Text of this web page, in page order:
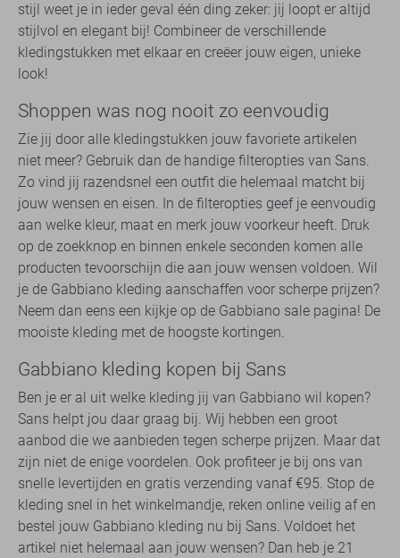
stijl weet je in ieder geval één ding zeker: jij loopt er altijd
stijlvol en elegant bij! Combineer de verschillende
kledingstukken met elkaar en creëer jouw eigen, unieke
look!
Shoppen was nog nooit zo eenvoudig
Zie jij door alle kledingstukken jouw favoriete artikelen
niet meer? Gebruik dan de handige filteropties van Sans.
Zo vind jij razendsnel een outfit die helemaal matcht bij
jouw wensen en eisen. In de filteropties geef je eenvoudig
aan welke kleur, maat en merk jouw voorkeur heeft. Druk
op de zoekknop en binnen enkele seconden komen alle
producten tevoorschijn die aan jouw wensen voldoen. Wil
je de Gabbiano kleding aanschaffen voor scherpe prijzen?
Neem dan eens een kijkje op de Gabbiano sale pagina! De
mooiste kleding met de hoogste kortingen.
Gabbiano kleding kopen bij Sans
Ben je er al uit welke kleding jij van Gabbiano wil kopen?
Sans helpt jou daar graag bij. Wij hebben een groot
aanbod die we aanbieden tegen scherpe prijzen. Maar dat
zijn niet de enige voordelen. Ook profiteer je bij ons van
snelle levertijden en gratis verzending vanaf €95. Stop de
kleding snel in het winkelmandje, reken online veilig af en
bestel jouw Gabbiano kleding nu bij Sans. Voldoet het
artikel niet helemaal aan jouw wensen? Dan heb je 21